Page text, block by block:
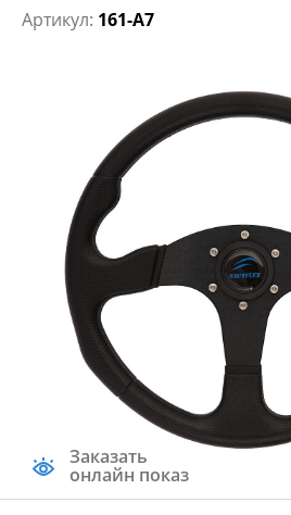
Артикул: 161-A7
Заказать
онлайн показ